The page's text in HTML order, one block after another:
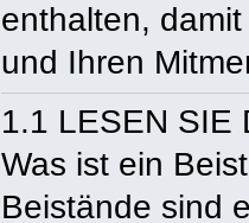
enthalten,
und Ihren
1.1 LESEN SIE
Was ist ein
Beistände sind